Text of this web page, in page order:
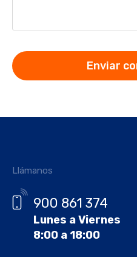
Llámanos
900 861 374
Lunes a Viernes
8:00 a 18:00